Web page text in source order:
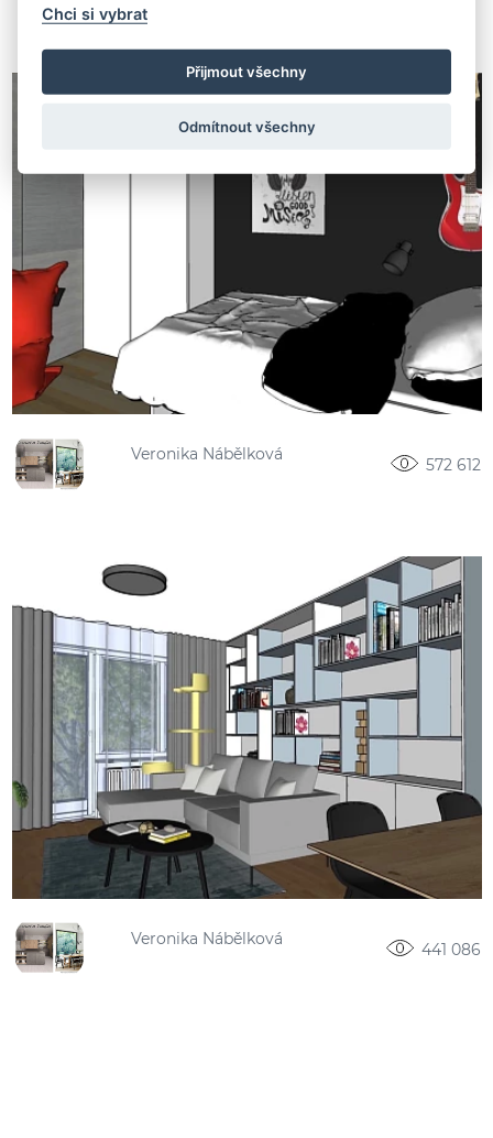
Veronika Nábělková
572 612
Veronika Nábělková
441 086
Chci si vybrat
Přijmout všechny
Odmítnout všechny